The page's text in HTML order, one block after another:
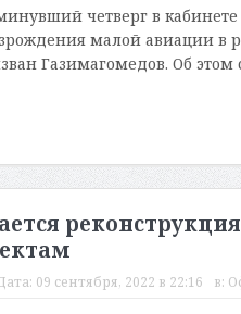
четверг в кабинете
малой авиации в
Газимагомедов. Об этом
09 сентября, 2022 в 22:16 в: